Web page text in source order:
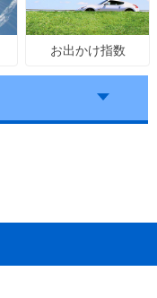
お出かけ指数